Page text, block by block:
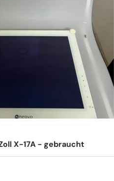
X-17A - gebraucht